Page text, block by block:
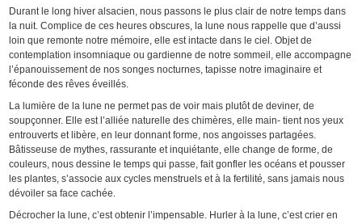
Durant le long hiver alsacien, nous passons le plus clair de notre temps dans
la nuit. Complice de ces heures obscures, la lune nous rappelle que d’aussi
loin que remonte notre mémoire, elle est intacte dans le ciel. Objet de
contemplation insomniaque ou gardienne de notre sommeil, elle accompagne
l’épanouissement de nos songes nocturnes, tapisse notre imaginaire et
féconde des rêves éveillés.
La lumière de la lune ne permet pas de voir mais plutôt de deviner, de
soupçonner. Elle est l’alliée naturelle des chimères, elle main- tient nos yeux
entrouverts et libère, en leur donnant forme, nos angoisses partagées.
Bâtisseuse de mythes, rassurante et inquiétante, elle change de forme, de
couleurs, nous dessine le temps qui passe, fait gonfler les océans et pousser
les plantes, s’associe aux cycles menstruels et à la fertilité, sans jamais nous
dévoiler sa face cachée.
Décrocher la lune, c’est obtenir l’impensable. Hurler à la lune, c’est crier en